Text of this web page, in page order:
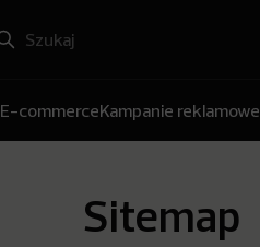
E-commerceKampanie reklamowe
Sitemap